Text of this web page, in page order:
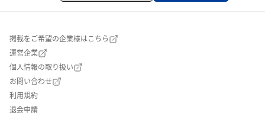
掲載をご希望の企業様はこちら
運営企業
個人情報の取り扱い
お問い合わせ
利用規約
退会申請